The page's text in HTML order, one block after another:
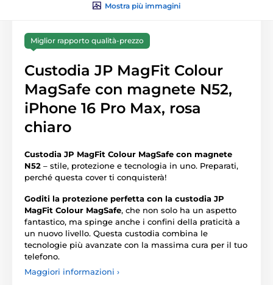
Mostra più immagini
Miglior rapporto qualità-prezzo
Custodia JP MagFit Colour
MagSafe con magnete N52,
iPhone 16 Pro Max, rosa
chiaro
Custodia JP MagFit Colour MagSafe con magnete
N52 – stile, protezione e tecnologia in uno. Preparati,
perché questa cover ti conquisterà!
Goditi la protezione perfetta con la custodia JP
MagFit Colour MagSafe, che non solo ha un aspetto
fantastico, ma spinge anche i confini della praticità a
un nuovo livello. Questa custodia combina le
tecnologie più avanzate con la massima cura per il tuo
telefono.
Maggiori informazioni ›